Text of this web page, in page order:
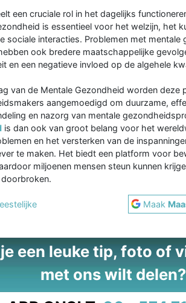
een cruciale rol in het dagelijks
is essentieel voor het welzijn, het
sociale interacties. Problemen met mentale
ook bredere maatschappelijke
en een negatieve invloed op de algehele
van de Mentale Gezondheid worden deze
aangemoedigd om duurzame,
en nazorg van mentale
is dan ook van groot belang voor het
en het versterken van de
te maken. Het biedt een platform voor
miljoenen mensen steun kunnen
Maak
een leuke tip, foto of
met ons wilt delen?